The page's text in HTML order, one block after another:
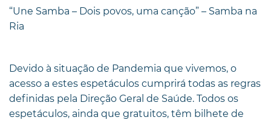
“Une Samba – Dois povos, uma canção” – Samba na
Ria
Devido à situação de Pandemia que vivemos, o
acesso a estes espetáculos cumprirá todas as regras
definidas pela Direção Geral de Saúde. Todos os
espetáculos, ainda que gratuitos, têm bilhete de